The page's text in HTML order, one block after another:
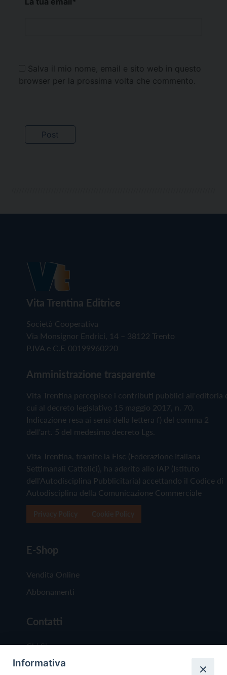
Salva il mio nome, email e sito web in questo
browser per la prossima volta che commento.
Vita Trentina Editrice
Società Cooperativa
Via Monsignor Endrici, 14 – 38122 Trento
P.IVA e C.F. 00199960220
Amministrazione trasparente
Vita Trentina percepisce i contributi pubblici all'editoria
cui al decreto legislativo 15 maggio 2017, n. 70.
Indicazione resa ai sensi della lettera f) del comma 2
dell'art. 5 del medesimo decreto Lgs.
Vita Trentina, tramite la Fisc (Federazione Italiana
Settimanali Cattolici), ha aderito allo IAP (Istituto
dell'Autodisciplina Pubblicitaria) accettando il Codice di
Autodisciplina della Comunicazione Commerciale
E-Shop
Vendita Online
Abbonamenti
Contatti
Chi Siamo
Redazione
Informativa